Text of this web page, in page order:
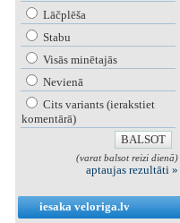
Lāčplēša
Stabu
Visās minētajās
Nevienā
Cits variants (ierakstiet
komentārā)
(varat balsot reizi dienā)
aptaujas rezultāti »
iesaka veloriga.lv